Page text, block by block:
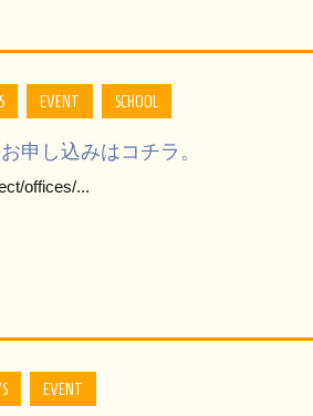
EVENT SCHOOL
申し込みはコチラ。
offices/...
EVENT